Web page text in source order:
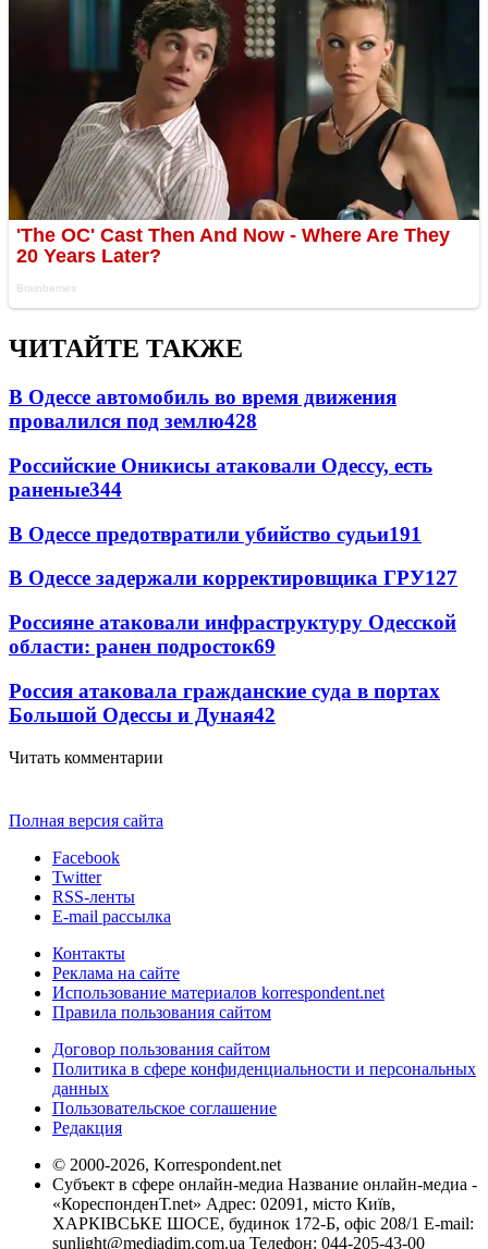
ЧИТАЙТЕ ТАКЖЕ
В Одессе автомобиль во время движения
провалился под землю428
Российские Оникисы атаковали Одессу, есть
раненые344
В Одессе предотвратили убийство судьи191
В Одессе задержали корректировщика ГРУ127
Россияне атаковали инфраструктуру Одесской
области: ранен подросток69
Россия атаковала гражданские суда в портах
Большой Одессы и Дуная42
Читать комментарии
Полная версия сайта
Facebook
Twitter
RSS-ленты
E-mail рассылка
Контакты
Реклама на сайте
Использование материалов korrespondent.net
Правила пользования сайтом
Договор пользования сайтом
Политика в сфере конфиденциальности и персональных
данных
Пользовательское соглашение
Редакция
© 2000-2026, Korrespondent.net
Субъект в сфере онлайн-медиа Название онлайн-медиа -
«КореспонденТ.net» Адрес: 02091, місто Київ,
ХАРКІВСЬКЕ ШОСЕ, будинок 172-Б, офіс 208/1 E-mail:
sunlight@mediadim.com.ua Телефон: 044-205-43-00